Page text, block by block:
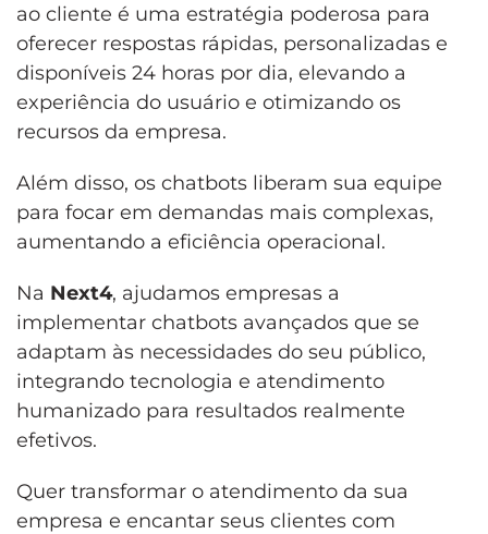
ao cliente é uma estratégia poderosa para
oferecer respostas rápidas, personalizadas e
disponíveis 24 horas por dia, elevando a
experiência do usuário e otimizando os
recursos da empresa.
Além disso, os chatbots liberam sua equipe
para focar em demandas mais complexas,
aumentando a eficiência operacional.
Na Next4, ajudamos empresas a
implementar chatbots avançados que se
adaptam às necessidades do seu público,
integrando tecnologia e atendimento
humanizado para resultados realmente
efetivos.
Quer transformar o atendimento da sua
empresa e encantar seus clientes com